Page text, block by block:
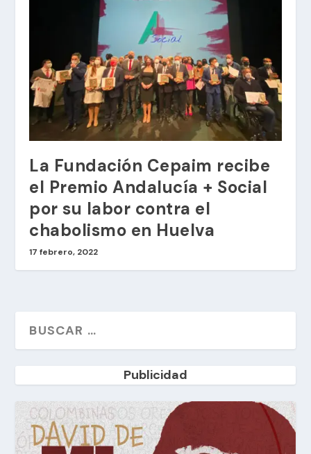
La Fundación Cepaim recibe
el Premio Andalucía + Social
por su labor contra el
chabolismo en Huelva
17 febrero, 2022
Publicidad